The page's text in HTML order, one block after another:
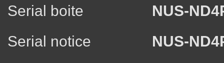
Serial boite
NUS-
Serial notice
NUS-